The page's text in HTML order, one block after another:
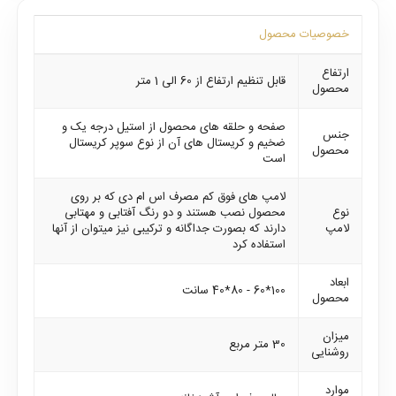
خصوصیات محصول
ارتفاع
محصول
قابل تنظیم ارتفاع از 60 الی 1 متر
جنس
محصول
صفحه و حلقه های محصول از استیل درجه یک و
ضخیم و کریستال های آن از نوع سوپر کریستال
است
نوع
لامپ
لامپ های فوق کم مصرف اس ام دی که بر روی
محصول نصب هستند و دو رنگ آفتابی و مهتابی
دارند که بصورت جداگانه و ترکیبی نیز میتوان از آنها
استفاده کرد
ابعاد
محصول
100*60 - 80*40 سانت
میزان
روشنایی
30 متر مربع
موارد